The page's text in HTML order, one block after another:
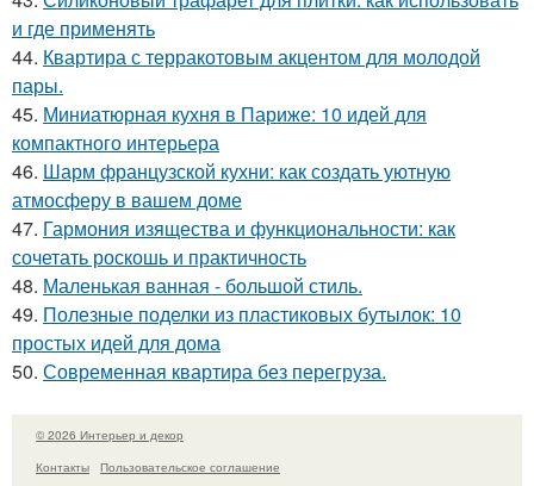
и где применять
44. Квартира с терракотовым акцентом для молодой
пары.
45. Миниатюрная кухня в Париже: 10 идей для
компактного интерьера
46. Шарм французской кухни: как создать уютную
атмосферу в вашем доме
47. Гармония изящества и функциональности: как
сочетать роскошь и практичность
48. Маленькая ванная - большой стиль.
49. Полезные поделки из пластиковых бутылок: 10
простых идей для дома
50. Современная квартира без перегруза.
© 2026 Интерьер и декор
Контакты
Пользовательское соглашение